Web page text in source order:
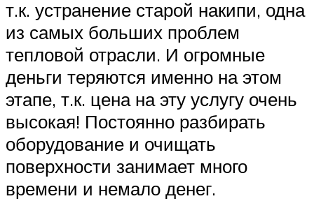
т.к. устранение старой накипи, одна
из самых больших проблем
тепловой отрасли. И огромные
деньги теряются именно на этом
этапе, т.к. цена на эту услугу очень
высокая! Постоянно разбирать
оборудование и очищать
поверхности занимает много
времени и немало денег.